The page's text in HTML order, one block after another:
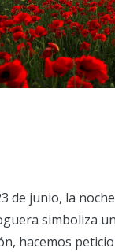
junio, la
simboliza
hacemos